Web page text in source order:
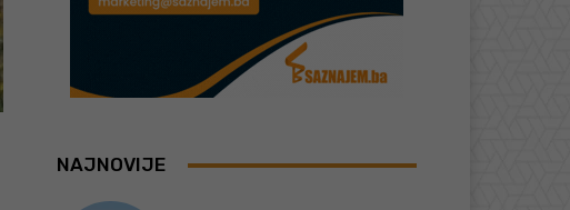
NAJNOVIJE